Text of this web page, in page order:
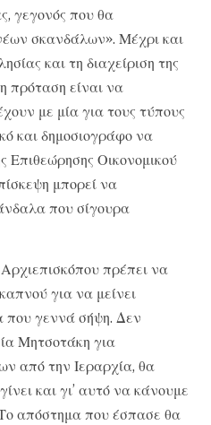
γεγονός που θα
σκανδάλων». Μέχρι και
και τη διαχείριση της
πρόταση είναι να
με μία για τους τύπους
και δημοσιογράφο να
Επιθεώρησης Οικονομικού
μπορεί να
που σίγουρα
πρέπει να
για να μείνει
που γεννά σήψη. Δεν
Μητσοτάκη για
από την Ιεραρχία, θα
και γι’ αυτό να κάνουμε
απόστημα που έσπασε θα